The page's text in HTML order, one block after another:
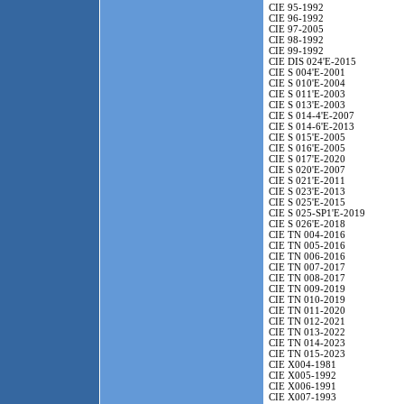
CIE 95-1992
CIE 96-1992
CIE 97-2005
CIE 98-1992
CIE 99-1992
CIE DIS 024'E-2015
CIE S 004'E-2001
CIE S 010'E-2004
CIE S 011'E-2003
CIE S 013'E-2003
CIE S 014-4'E-2007
CIE S 014-6'E-2013
CIE S 015'E-2005
CIE S 016'E-2005
CIE S 017'E-2020
CIE S 020'E-2007
CIE S 021'E-2011
CIE S 023'E-2013
CIE S 025'E-2015
CIE S 025-SP1'E-2019
CIE S 026'E-2018
CIE TN 004-2016
CIE TN 005-2016
CIE TN 006-2016
CIE TN 007-2017
CIE TN 008-2017
CIE TN 009-2019
CIE TN 010-2019
CIE TN 011-2020
CIE TN 012-2021
CIE TN 013-2022
CIE TN 014-2023
CIE TN 015-2023
CIE X004-1981
CIE X005-1992
CIE X006-1991
CIE X007-1993